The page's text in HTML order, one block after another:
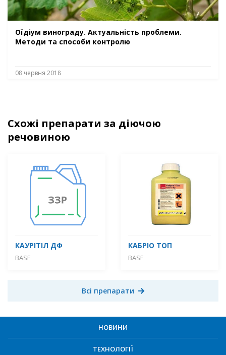
Оїдіум винограду. Актуальність проблеми.
Методи та способи контролю
08 червня 2018
Схожі препарати за діючою
речовиною
КАУРІТІЛ ДФ
BASF
КАБРІО ТОП
BASF
Всі препарати
НОВИНИ
ТЕХНОЛОГІЇ